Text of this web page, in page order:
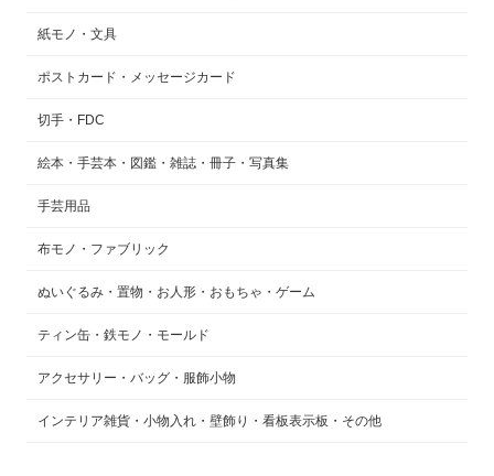
紙モノ・文具
ポストカード・メッセージカード
切手・FDC
絵本・手芸本・図鑑・雑誌・冊子・写真集
手芸用品
布モノ・ファブリック
ぬいぐるみ・置物・お人形・おもちゃ・ゲーム
ティン缶・鉄モノ・モールド
アクセサリー・バッグ・服飾小物
インテリア雑貨・小物入れ・壁飾り・看板表示板・その他